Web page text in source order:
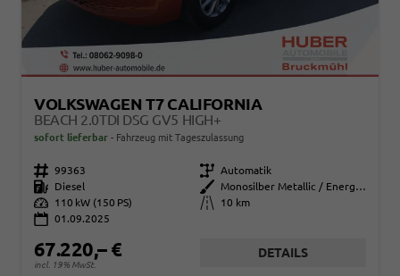
VOLKSWAGEN T7 CALIFORNIA
BEACH 2.0TDI DSG GV5 HIGH+
sofort lieferbar Fahrzeug mit Tageszulassung
Fahrzeugnr. 99363 Getriebe Automatik
Kraftstoff
Diesel Außenfarbe
Monosilber Metallic / Energeticorange Metallic Dach Schwarz
Leistung
110 kW (150 PS) Kilometerstand
10 km
01.09.2025
67.220,– €
incl. 19% MwSt.
DETAILS